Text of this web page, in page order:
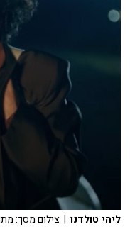
ליהי טולדנו | צילום מסך: